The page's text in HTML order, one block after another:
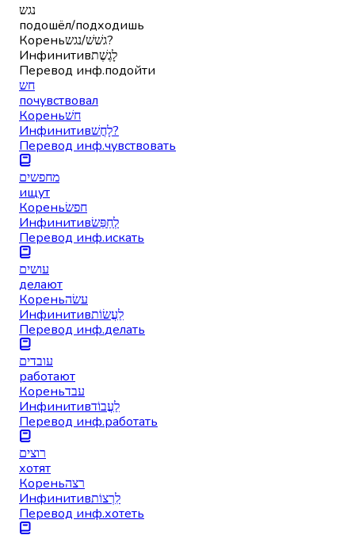
נגש
подошёл/подходишь
Корень
גשׁשׁ/נגש?
Инфинитивלָגֶשֶׁת
Перевод инф.подойти
חש
почувствовал
Кореньחשׁ
Инфинитив
לָחֳשׁ?
Перевод инф.чувствовать
מחפשים
ищут
Кореньחפשׂ
Инфинитивלְחַפֵּשׂ
Перевод инф.искать
עושים
делают
Кореньעשׂה
Инфинитивלַעֲשׂוֹת
Перевод инф.делать
עובדים
работают
Кореньעבד
Инфинитивלַעֲבוֹד
Перевод инф.работать
רוצים
хотят
Кореньרצה
Инфинитивלִרְצוֹת
Перевод инф.хотеть